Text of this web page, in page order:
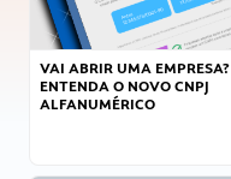
VAI ABRIR UMA EMPRESA?
ENTENDA O NOVO CNPJ
ALFANUMÉRICO